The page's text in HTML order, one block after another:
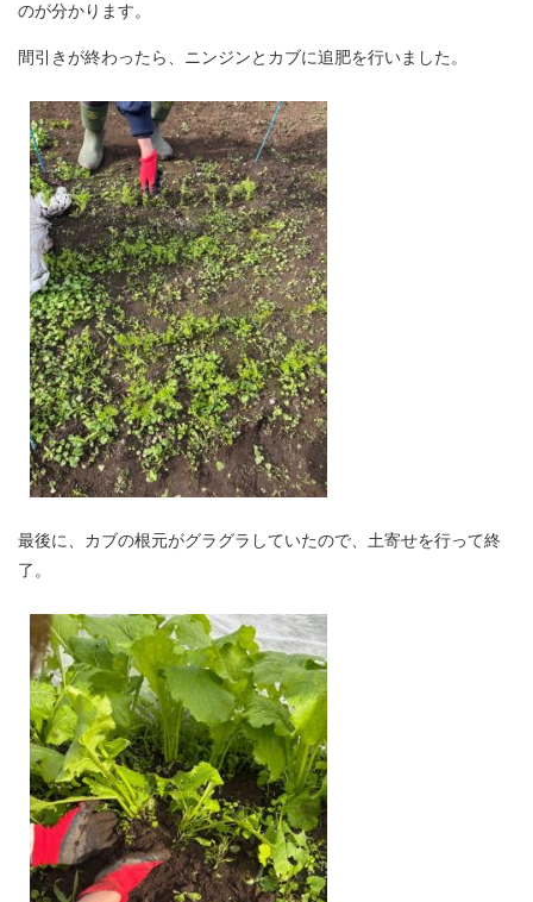
のが分かります。
間引きが終わったら、ニンジンとカブに追肥を行いました。
最後に、カブの根元がグラグラしていたので、土寄せを行って終
了。